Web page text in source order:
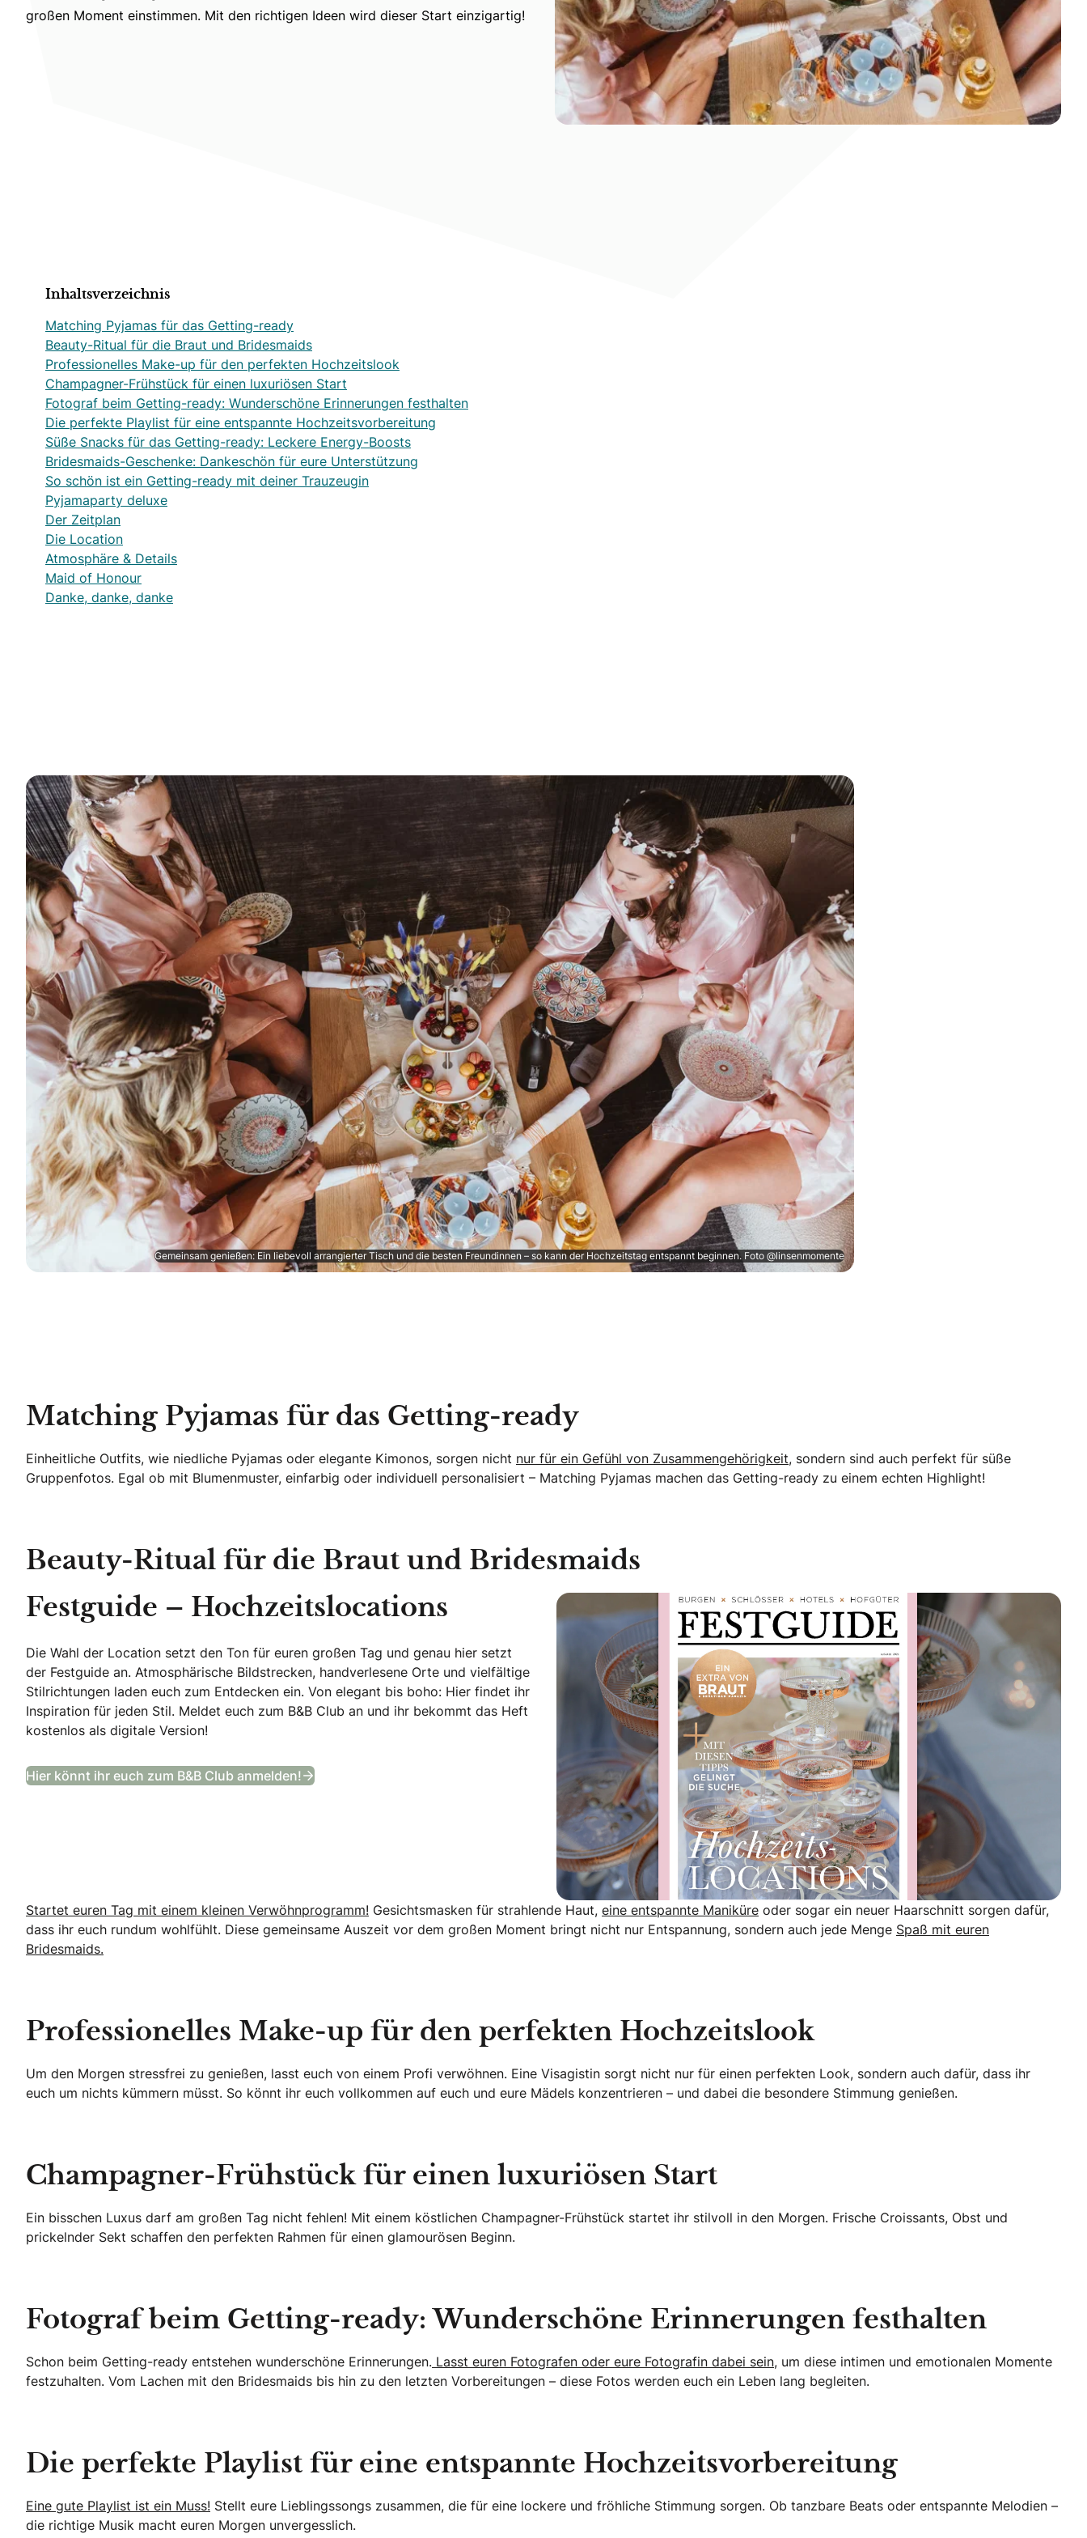
großen Moment einstimmen. Mit den richtigen Ideen wird dieser Start einzigartig!
Inhaltsverzeichnis
Matching Pyjamas für das Getting-ready
Beauty-Ritual für die Braut und Bridesmaids
Professionelles Make-up für den perfekten Hochzeitslook
Champagner-Frühstück für einen luxuriösen Start
Fotograf beim Getting-ready: Wunderschöne Erinnerungen festhalten
Die perfekte Playlist für eine entspannte Hochzeitsvorbereitung
Süße Snacks für das Getting-ready: Leckere Energy-Boosts
Bridesmaids-Geschenke: Dankeschön für eure Unterstützung
So schön ist ein Getting-ready mit deiner Trauzeugin
Pyjamaparty deluxe
Der Zeitplan
Die Location
Atmosphäre & Details
Maid of Honour
Danke, danke, danke
Gemeinsam genießen: Ein liebevoll arrangierter Tisch und die besten Freundinnen – so kann der Hochzeitstag entspannt beginnen. Foto @linsenmomente
Matching Pyjamas für das Getting-ready
Einheitliche Outfits, wie niedliche Pyjamas oder elegante Kimonos, sorgen nicht nur für ein Gefühl von Zusammengehörigkeit, sondern sind auch perfekt für süße
Gruppenfotos. Egal ob mit Blumenmuster, einfarbig oder individuell personalisiert – Matching Pyjamas machen das Getting-ready zu einem echten Highlight!
Beauty-Ritual für die Braut und Bridesmaids
Festguide – Hochzeitslocations
Die Wahl der Location setzt den Ton für euren großen Tag und genau hier setzt
der Festguide an. Atmosphärische Bildstrecken, handverlesene Orte und vielfältige
Stilrichtungen laden euch zum Entdecken ein. Von elegant bis boho: Hier findet ihr
Inspiration für jeden Stil. Meldet euch zum B&B Club an und ihr bekommt das Heft
kostenlos als digitale Version!
Hier könnt ihr euch zum B&B Club anmelden!
Startet euren Tag mit einem kleinen Verwöhnprogramm! Gesichtsmasken für strahlende Haut, eine entspannte Maniküre oder sogar ein neuer Haarschnitt sorgen dafür,
dass ihr euch rundum wohlfühlt. Diese gemeinsame Auszeit vor dem großen Moment bringt nicht nur Entspannung, sondern auch jede Menge Spaß mit euren
Bridesmaids.
Professionelles Make-up für den perfekten Hochzeitslook
Um den Morgen stressfrei zu genießen, lasst euch von einem Profi verwöhnen. Eine Visagistin sorgt nicht nur für einen perfekten Look, sondern auch dafür, dass ihr
euch um nichts kümmern müsst. So könnt ihr euch vollkommen auf euch und eure Mädels konzentrieren – und dabei die besondere Stimmung genießen.
Champagner-Frühstück für einen luxuriösen Start
Ein bisschen Luxus darf am großen Tag nicht fehlen! Mit einem köstlichen Champagner-Frühstück startet ihr stilvoll in den Morgen. Frische Croissants, Obst und
prickelnder Sekt schaffen den perfekten Rahmen für einen glamourösen Beginn.
Fotograf beim Getting-ready: Wunderschöne Erinnerungen festhalten
Schon beim Getting-ready entstehen wunderschöne Erinnerungen. Lasst euren Fotografen oder eure Fotografin dabei sein, um diese intimen und emotionalen Momente
festzuhalten. Vom Lachen mit den Bridesmaids bis hin zu den letzten Vorbereitungen – diese Fotos werden euch ein Leben lang begleiten.
Die perfekte Playlist für eine entspannte Hochzeitsvorbereitung
Eine gute Playlist ist ein Muss! Stellt eure Lieblingssongs zusammen, die für eine lockere und fröhliche Stimmung sorgen. Ob tanzbare Beats oder entspannte Melodien –
die richtige Musik macht euren Morgen unvergesslich.